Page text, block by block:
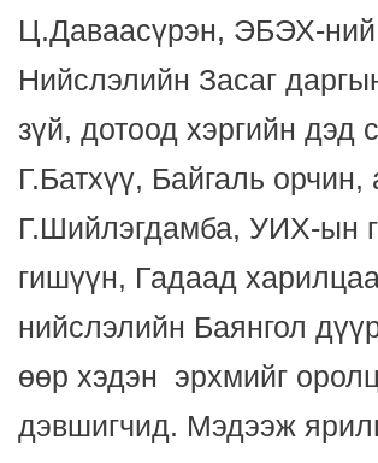
Ц.Даваасүрэн, ЭБЭХ-
Нийслэлийн Засаг
зүй, дотоод хэргийн
Г.Батхүү, Байгаль
Г.Шийлэгдамба, УИХ-ын
гишүүн, Гадаад
нийслэлийн Баянгол
өөр хэдэн эрхмийг
дэвшигчид. Мэдээж